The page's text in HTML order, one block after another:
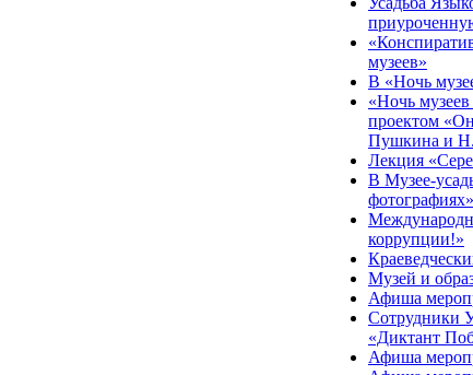
музеев»
В «Ночь
«Ночь
проектом
Пушкина и
Лекция
В Музее-
фотографиях»
коррупции!»
Музей и
Афиша
Сотрудники
«Диктант
Афиша